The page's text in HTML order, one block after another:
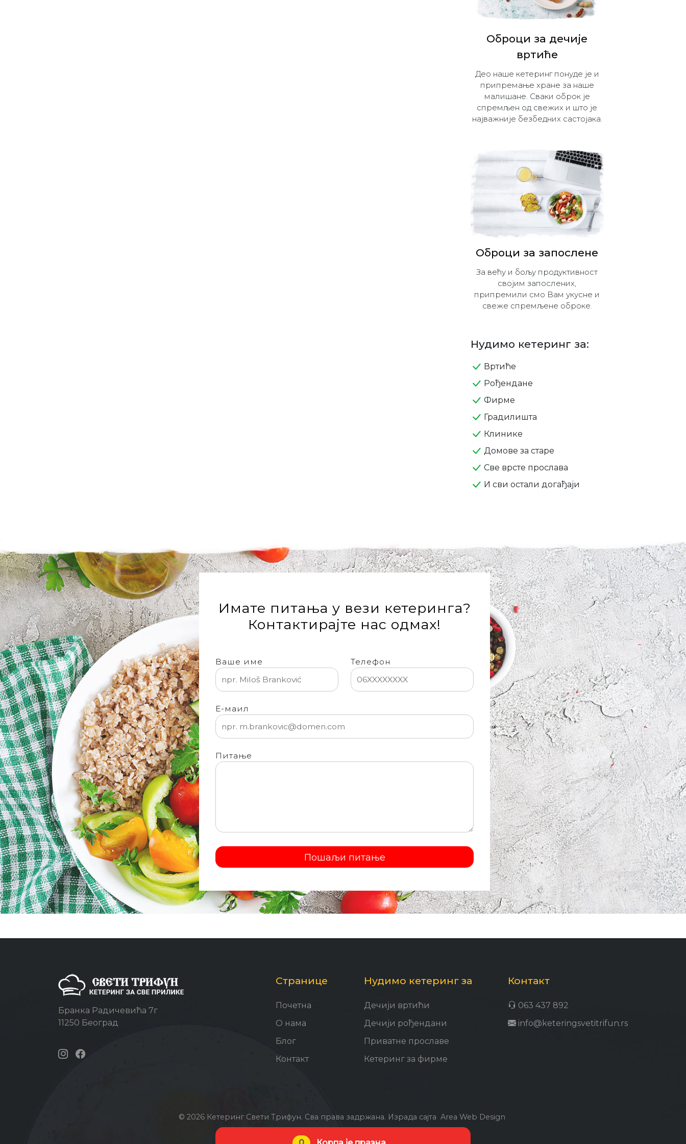
Оброци за дечијe
вртиће
Део наше кетеринг понуде је и
припремање хране за наше
малишане. Сваки оброк је
спремљен од свежих и што је
најважније безбедних састојака.
Оброци за запослене
За већу и бољу продуктивност
својим запослених,
припремили смо Вам укусне и
свеже спремљене оброке.
Нудимо кетеринг за:
Вртиће
Рођендане
Фирме
Градилишта
Клинике
Домове за старе
Све врсте прослава
И сви остали догађаји
'
Имате питања у вези кетеринга?
Контактирајте нас одмах!
Ваше име Телефон
Е-маил
Питање
Бранка Радичевића 7г
11250 Београд
Странице
Почетна
О нама
Блог
Контакт
Нудимо кетеринг за
Дечији вртићи
Дечији рођендани
Приватне прославе
Кетеринг за фирме
Контакт
063 437 892
info@keteringsvetitrifun.rs
© 2026 Кетеринг Свети Трифун. Сва права задржана. Израда сајта Area Web Design